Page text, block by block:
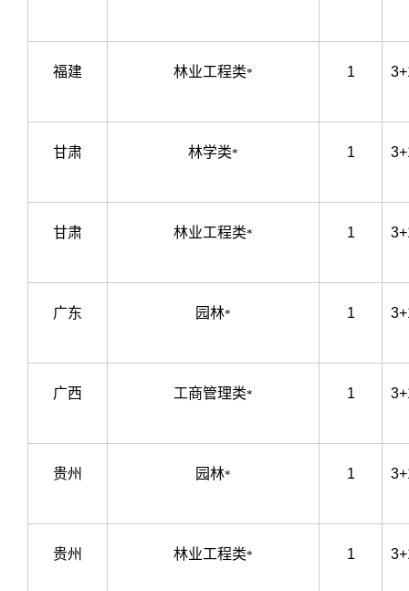
福建 林业工程类* 1
甘肃 林学类* 1
甘肃 林业工程类* 1
广东 园林* 1
广西 工商管理类* 1
贵州 园林* 1
贵州 林业工程类* 1